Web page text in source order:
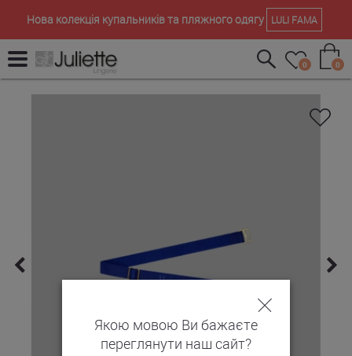
Нова колекція купальників та пляжного одягу LULI FAMA
0 0
Якою мовою Ви бажаєте
переглянути наш сайт?